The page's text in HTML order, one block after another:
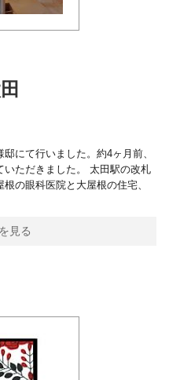
にて行いました。約4ヶ月前、
いただきました。 太田駅の改札
の眼科医院と大屋根の住宅、
見る